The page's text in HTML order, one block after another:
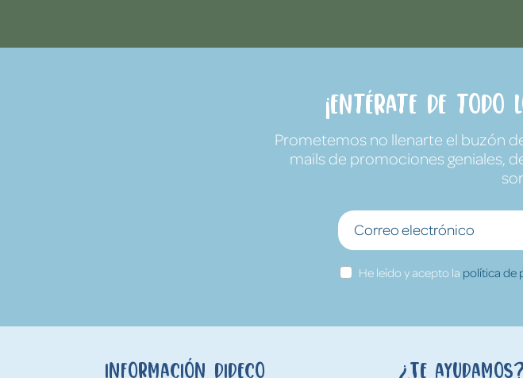
¡Entérate de todo
Prometemos no llenarte el buzón
mails de promociones geniales,
He leído y acepto la política de
Información Dideco ¿Te